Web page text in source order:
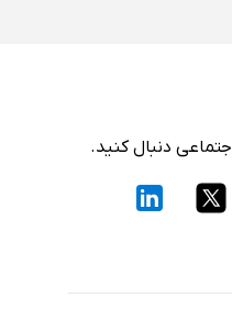
دنبال کنید.